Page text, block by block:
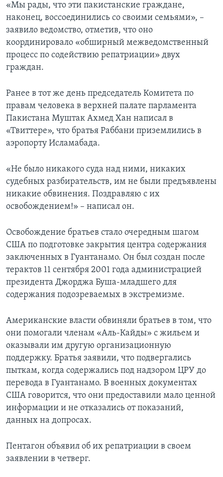
«Мы рады, что эти пакистанские граждане,
наконец, воссоединились со своими семьями», –
заявило ведомство, отметив, что оно
координировало «обширный межведомственный
процесс по содействию репатриации» двух
граждан.
Ранее в тот же день председатель Комитета по
правам человека в верхней палате парламента
Пакистана Муштак Ахмед Хан написал в
«Твиттере», что братья Раббани приземлились в
аэропорту Исламабада.
«Не было никакого суда над ними, никаких
судебных разбирательств, им не были предъявлены
никакие обвинения. Поздравляю с их
освобождением!» – написал он.
Освобождение братьев стало очередным шагом
США по подготовке закрытия центра содержания
заключенных в Гуантанамо. Он был создан после
терактов 11 сентября 2001 года администрацией
президента Джорджа Буша-младшего для
содержания подозреваемых в экстремизме.
Американские власти обвиняли братьев в том, что
они помогали членам «Аль-Кайды» с жильем и
оказывали им другую организационную
поддержку. Братья заявили, что подвергались
пыткам, когда содержались под надзором ЦРУ до
перевода в Гуантанамо. В военных документах
США говорится, что они предоставили мало ценной
информации и не отказались от показаний,
данных на допросах.
Пентагон объявил об их репатриации в своем
заявлении в четверг.